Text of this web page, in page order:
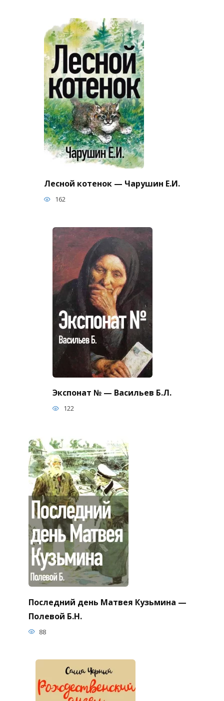
Лесной котенок — Чарушин Е.И.
162
Экспонат № — Васильев Б.Л.
122
Последний день Матвея Кузьмина —
Полевой Б.Н.
88